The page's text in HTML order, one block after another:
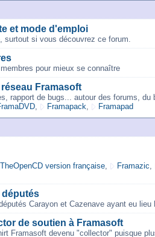
et mode d'emploi
surtout si vous découvrez ce forum.
pour mieux se connaître
Framasoft
rapport de bugs... autour des forums, du
, Framapack, Framapad
TheOpenCD version française, Framazic,
députés
Carayon et Cazenave ayant eu lieu
de soutien à Framasoft
Framasoft devenu "collector" puisque